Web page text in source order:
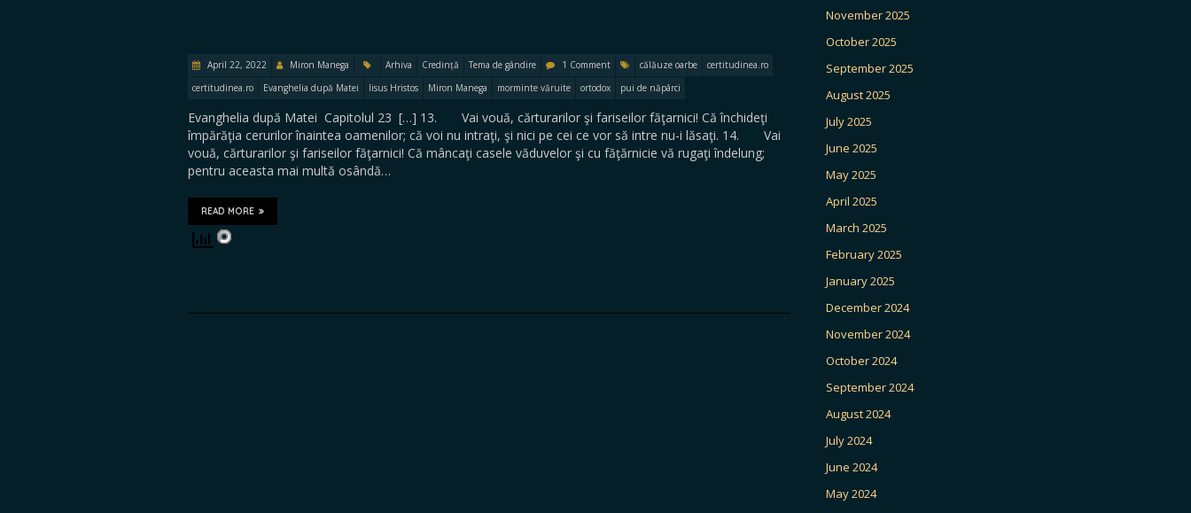
April 22, 2022 Miron Manega Arhiva Credință Tema de gândire 1 Comment călăuze oarbe
certitudinea.ro
certitudinea.ro
Evanghelia după Matei Iisus Hristos Miron Manega morminte văruite ortodox pui de năpârci
Evanghelia după Matei Capitolul 23 […] 13. Vai vouă, cărturarilor şi fariseilor făţarnici! Că închideţi
împărăţia cerurilor înaintea oamenilor; că voi nu intraţi, şi nici pe cei ce vor să intre nu-i lăsaţi. 14. Vai
vouă, cărturarilor şi fariseilor făţarnici! Că mâncaţi casele văduvelor şi cu făţărnicie vă rugaţi îndelung;
pentru aceasta mai multă osândă…
READ MORE
November 2025
October 2025
September 2025
August 2025
July 2025
June 2025
May 2025
April 2025
March 2025
February 2025
January 2025
December 2024
November 2024
October 2024
September 2024
August 2024
July 2024
June 2024
May 2024